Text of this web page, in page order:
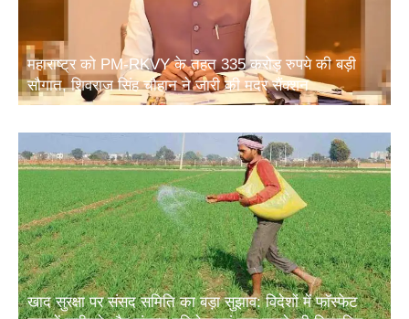
महाराष्ट्र को PM-RKVY के तहत 335 करोड़ रुपये की बड़ी
सौगात, शिवराज सिंह चौहान ने जारी की मदर सैंक्शन
खाद सुरक्षा पर संसद समिति का बड़ा सुझाव: विदेशों में फॉस्फेट